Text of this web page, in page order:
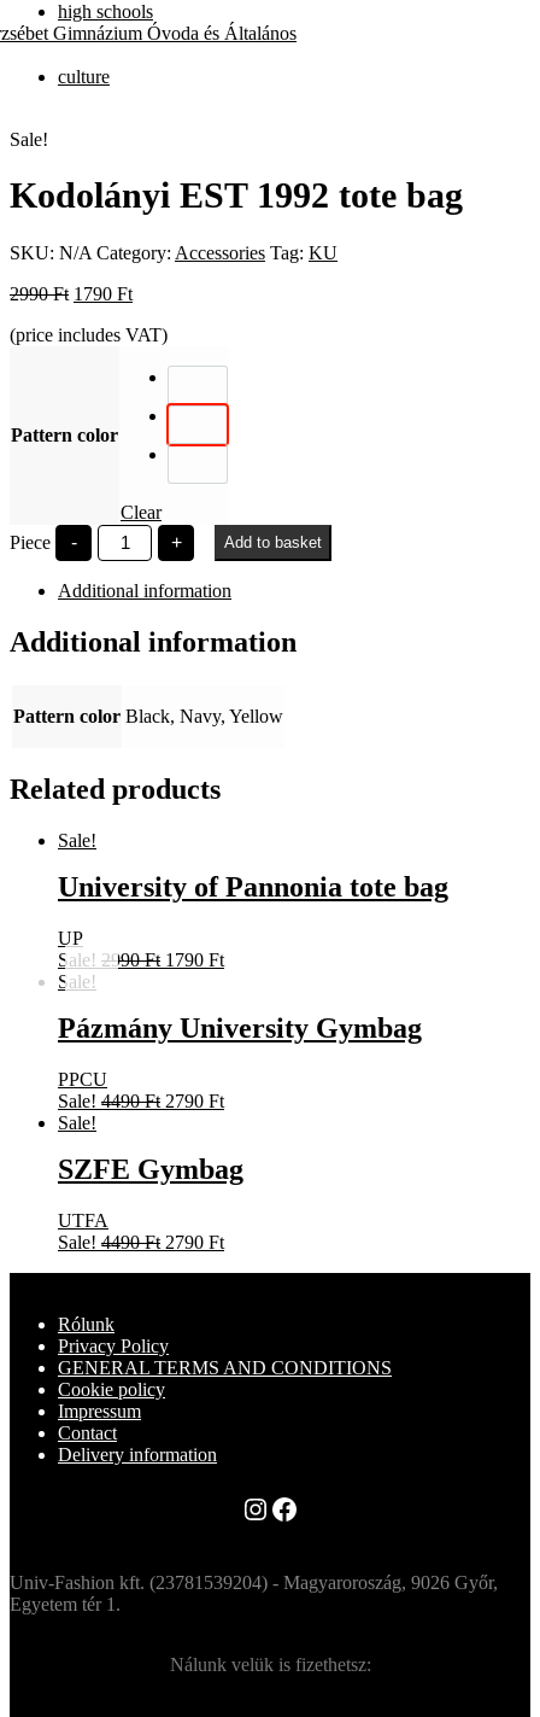
high schools
Gimnázium Óvoda és Általános
culture
Sale!
Kodolányi EST 1992 tote bag
SKU: N/A Category: Accessories Tag: KU
2990Ft Original
was:
1790 FtCurrent
is:
(price includes VAT)
Pattern color
Clear
Piece
-
Kodolányi
EST
tote
quantity
+ Add to basket
Additional information
Additional information
Pattern color Black, Navy, Yellow
Related products
Sale!
University of Pannonia tote bag
UP
Sale! 2990Ft Original
2990 Ft.
1790 FtCurrent
1790 Ft.
Sale!
Pázmány University Gymbag
PPCU
Sale! 4490Ft Original
4490 Ft.
2790 FtCurrent
2790 Ft.
Sale!
SZFE Gymbag
UTFA
Sale! 4490Ft Original
2790 FtCurrent
Rólunk
Privacy Policy
GENERAL TERMS AND CONDITIONS
Cookie policy
Impressum
Contact
Delivery information
Instagram
Facebook
Univ-Fashion kft. (23781539204) - Magyaroroszág, 9026 Győr,
Egyetem tér 1.
Nálunk velük is fizethetsz: